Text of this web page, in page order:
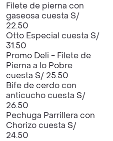
Filete de pierna con
gaseosa cuesta S/
22.50
Otto Especial cuesta S/
31.50
Promo Deli - Filete de
Pierna a lo Pobre
cuesta S/ 25.50
Bife de cerdo con
anticucho cuesta S/
26.50
Pechuga Parrillera con
Chorizo cuesta S/
24.50